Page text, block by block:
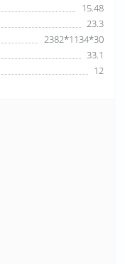
15.48
23.3
2382*1134*30
33.1
12